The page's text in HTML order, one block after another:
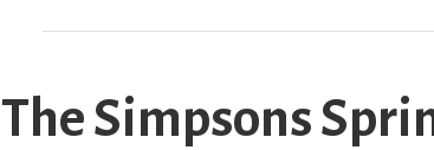
The Simpsons